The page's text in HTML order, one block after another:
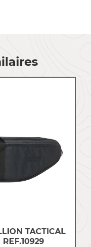
TACTICAL